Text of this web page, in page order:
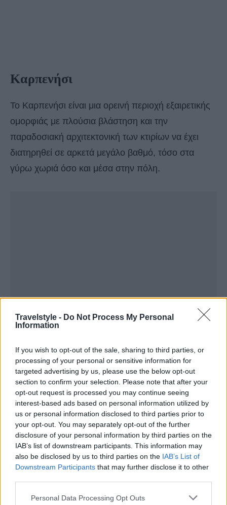
Travelstyle - Do Not Process My Personal
Information
If you wish to opt-out of the sale, sharing to third parties, or
processing of your personal or sensitive information for
targeted advertising by us, please use the below opt-out
section to confirm your selection. Please note that after your
opt-out request is processed you may continue seeing
interest-based ads based on personal information utilized by
us or personal information disclosed to third parties prior to
your opt-out. You may separately opt-out of the further
disclosure of your personal information by third parties on the
IAB’s list of downstream participants. This information may
also be disclosed by us to third parties on the IAB’s List of
Downstream Participants that may further disclose it to other
Please note that this website/app uses one or more Google
Personal Data Processing Opt Outs
Καρπενήσι
Το Καρπενήσι είναι μια ορεινή περιοχή εξαιρετικής
ομορφιάς με πλούσια βλάστηση και την
παραδοσιακή αρχιτεκτονική των κτιρίων να έχει
διατηρηθεί σε αρκετά μεγάλο βαθμό, τόσο στα
γύρω χωριά όσο και μέσα στην πόλη.